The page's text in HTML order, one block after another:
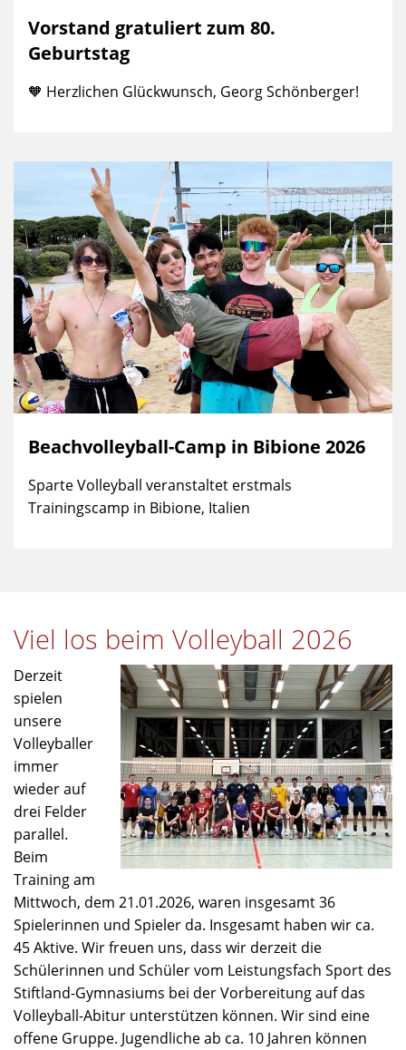
Vorstand gratuliert zum 80.
Geburtstag
🧡 Herzlichen Glückwunsch, Georg Schönberger!
Beachvolleyball-Camp in Bibione 2026
Sparte Volleyball veranstaltet erstmals
Trainingscamp in Bibione, Italien
Viel los beim Volleyball 2026
Derzeit
spielen
unsere
Volleyballer
immer
wieder auf
drei Felder
parallel.
Beim
Training am
Mittwoch, dem 21.01.2026, waren insgesamt 36
Spielerinnen und Spieler da. Insgesamt haben wir ca.
45 Aktive. Wir freuen uns, dass wir derzeit die
Schülerinnen und Schüler vom Leistungsfach Sport des
Stiftland-Gymnasiums bei der Vorbereitung auf das
Volleyball-Abitur unterstützen können. Wir sind eine
offene Gruppe. Jugendliche ab ca. 10 Jahren können